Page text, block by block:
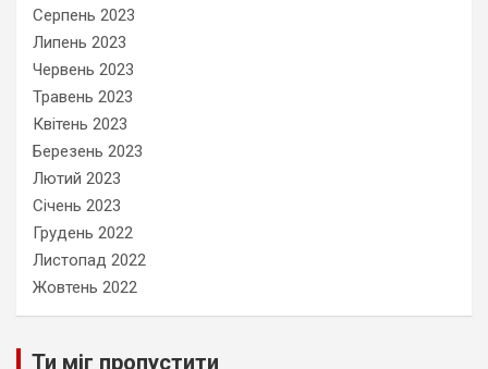
Серпень 2023
Липень 2023
Червень 2023
Травень 2023
Квітень 2023
Березень 2023
Лютий 2023
Січень 2023
Грудень 2022
Листопад 2022
Жовтень 2022
Ти міг пропустити